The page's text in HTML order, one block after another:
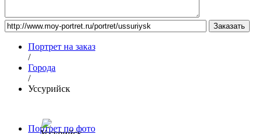
Портрет на заказ
/
Города
/
Уссурийск
Портрет по фото